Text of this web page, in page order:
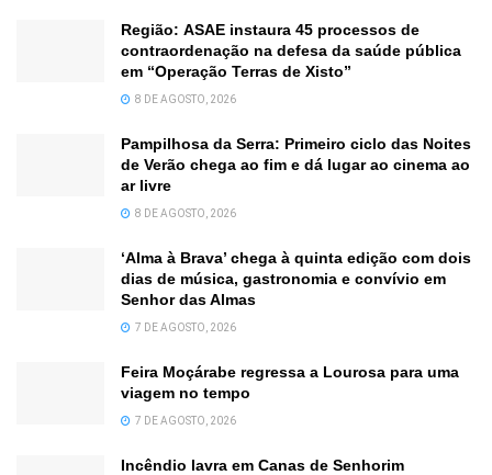
Região: ASAE instaura 45 processos de
contraordenação na defesa da saúde pública
em “Operação Terras de Xisto”
8 DE AGOSTO, 2026
Pampilhosa da Serra: Primeiro ciclo das Noites
de Verão chega ao fim e dá lugar ao cinema ao
ar livre
8 DE AGOSTO, 2026
‘Alma à Brava’ chega à quinta edição com dois
dias de música, gastronomia e convívio em
Senhor das Almas
7 DE AGOSTO, 2026
Feira Moçárabe regressa a Lourosa para uma
viagem no tempo
7 DE AGOSTO, 2026
Incêndio lavra em Canas de Senhorim